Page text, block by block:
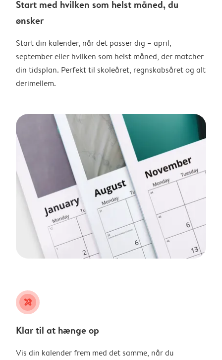
Start med hvilken som helst måned, du
ønsker
Start din kalender, når det passer dig – april,
september eller hvilken som helst måned, der matcher
din tidsplan. Perfekt til skoleåret, regnskabsåret og alt
derimellem.
tools
Klar til at hænge op
Vis din kalender frem med det samme, når du